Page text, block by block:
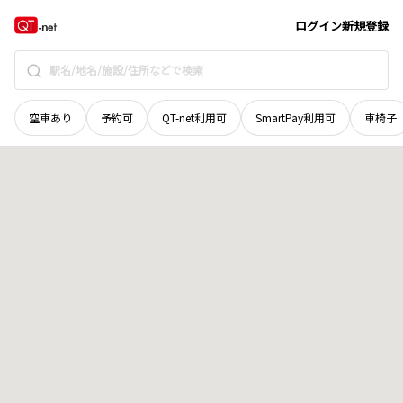
ログイン新規登録
空車あり 予約可 QT-net利用可 SmartPay利用可 車椅子
滋賀県